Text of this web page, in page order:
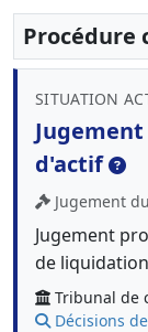
Procédure
SITUATION
d'actif
Jugement du
Jugement
de
Tribunal de
Décisions